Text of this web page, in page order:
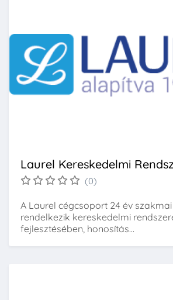
Laurel Kereskedelmi
(0)
A Laurel cégcsoport 24 év
rendelkezik kereskedelmi
fejlesztésében, honosítás...